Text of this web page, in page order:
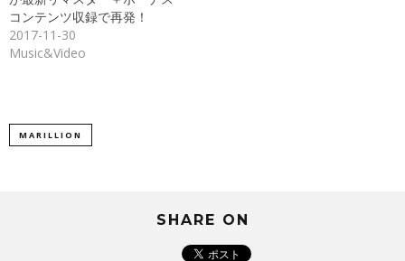
で
開
す)
コンテンツ収録で再発！
2017-11-30
Music&Video
MARILLION
SHARE ON